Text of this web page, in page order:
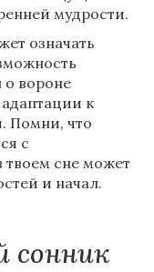
мудрости.
означать
о вороне
к
Помни, что
с
сне может
и начал.
сонник